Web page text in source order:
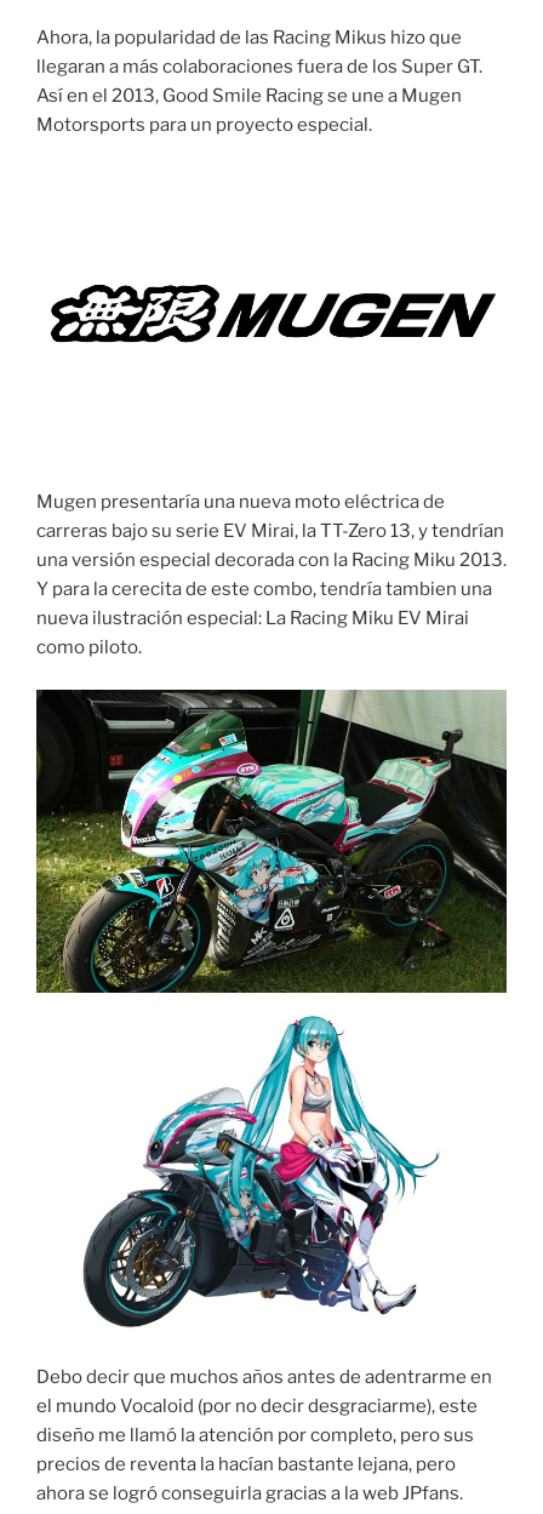
Ahora, la popularidad de las Racing Mikus hizo que
llegaran a más colaboraciones fuera de los Super GT.
Así en el 2013, Good Smile Racing se une a Mugen
Motorsports para un proyecto especial.
Mugen presentaría una nueva moto eléctrica de
carreras bajo su serie EV Mirai, la TT-Zero 13, y tendrían
una versión especial decorada con la Racing Miku 2013.
Y para la cerecita de este combo, tendría tambien una
nueva ilustración especial: La Racing Miku EV Mirai
como piloto.
Debo decir que muchos años antes de adentrarme en
el mundo Vocaloid (por no decir desgraciarme), este
diseño me llamó la atención por completo, pero sus
precios de reventa la hacían bastante lejana, pero
ahora se logró conseguirla gracias a la web JPfans.